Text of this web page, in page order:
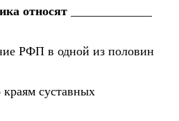
относят _____________
РФП в одной из половин
суставных